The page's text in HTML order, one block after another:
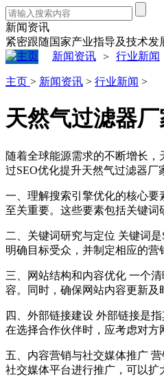
新闻资讯
紧密跟随国家产业指导及技术发
新闻资讯 > 行业新闻
主页 > 新闻资讯 > 行业新闻 >
天然气过滤器厂
随着全球能源需求的不断增长
过SEO优化提升天然气过滤器厂
一、理解搜索引擎优化的核心要
至关重要。这些要素包括关键词
二、关键词研究与定位 关键词
明确目标受众，并制定相应的营
三、网站结构和内容优化 一个
容。同时，确保网站内容更新及
四、外部链接建设 外部链接是
在选择合作伙伴时，应考虑对方
五、内容营销与社交媒体推广
社交媒体平台进行推广，可以扩